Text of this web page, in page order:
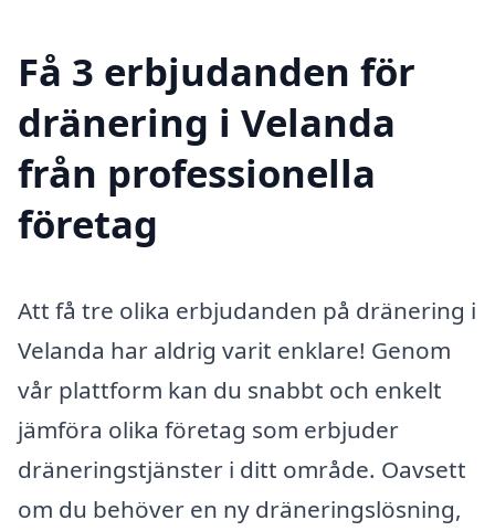
Få 3 erbjudanden för
dränering i Velanda
från professionella
företag
Att få tre olika erbjudanden på dränering i
Velanda har aldrig varit enklare! Genom
vår plattform kan du snabbt och enkelt
jämföra olika företag som erbjuder
dräneringstjänster i ditt område. Oavsett
om du behöver en ny dräneringslösning,